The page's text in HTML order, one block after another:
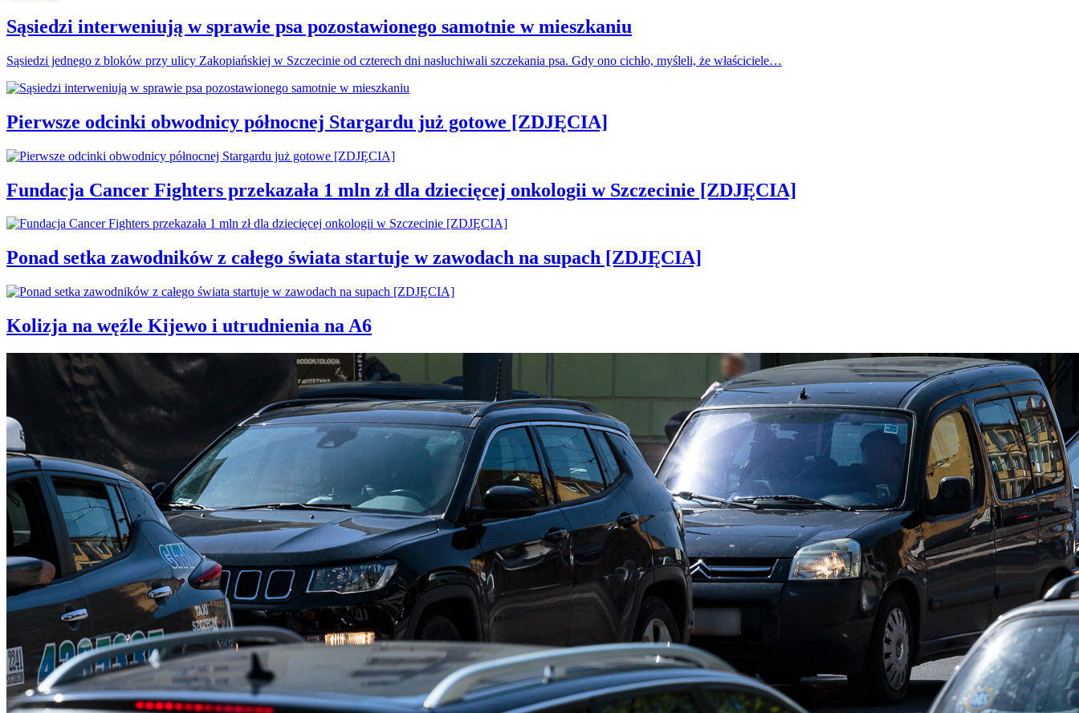
Sąsiedzi interweniują w sprawie psa pozostawionego samotnie w mieszkaniu
Sąsiedzi jednego z bloków przy ulicy Zakopiańskiej w Szczecinie od czterech dni nasłuchiwali szczekania psa. Gdy ono cichło, myśleli, że właściciele…
Pierwsze odcinki obwodnicy północnej Stargardu już gotowe [ZDJĘCIA]
Fundacja Cancer Fighters przekazała 1 mln zł dla dziecięcej onkologii w Szczecinie [ZDJĘCIA]
Ponad setka zawodników z całego świata startuje w zawodach na supach [ZDJĘCIA]
Kolizja na węźle Kijewo i utrudnienia na A6